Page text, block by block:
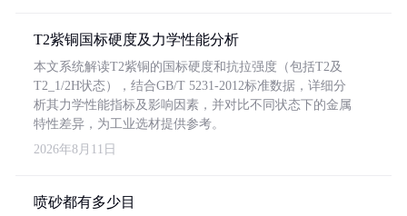
T2紫铜国标硬度及力学性能分析
本文系统解读T2紫铜的国标硬度和抗拉强度（包括T2及
T2_1/2H状态），结合GB/T 5231-2012标准数据，详细分
析其力学性能指标及影响因素，并对比不同状态下的金属
特性差异，为工业选材提供参考。
2026年8月11日
喷砂都有多少目